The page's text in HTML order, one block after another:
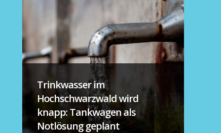
Trinkwasser im
Hochschwarzwald wird
knapp: Tankwagen als
Notlösung geplant